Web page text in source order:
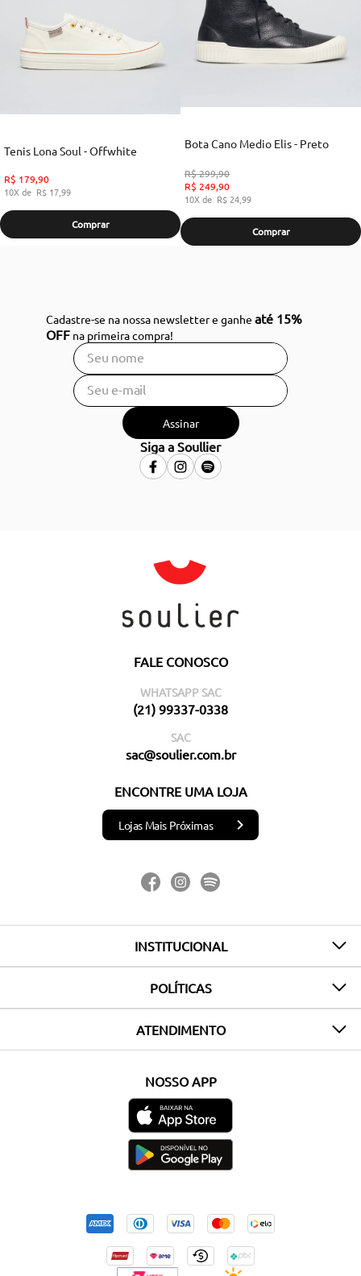
Tenis Lona Soul - Offwhite
R$ 179,90
10
R$ 17,99
Comprar
Bota Cano Medio Elis - Preto
R$299,90
R$ 249,90
10
R$ 24,99
Comprar
Cadastre-se na nossa newsletter e ganheaté 15%
OFF na primeira compra!
Assinar
Siga a Soullier
FALE CONOSCO
WHATSAPP SAC
(21) 99337-0338
SAC
sac@soulier.com.br
ENCONTRE UMA LOJA
Lojas Mais Próximas
INSTITUCIONAL
POLÍTICAS
ATENDIMENTO
NOSSO APP